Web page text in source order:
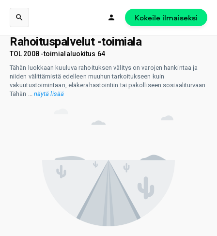
Kokeile ilmaiseksi
Rahoituspalvelut -toimiala
TOL 2008 -toimialaluokitus 64
Tähän luokkaan kuuluva rahoituksen välitys on varojen hankintaa ja
niiden välittämistä edelleen muuhun tarkoitukseen kuin
vakuutustoimintaan, eläkerahastointiin tai pakolliseen sosiaaliturvaan.
Tähän ... näytä lisää